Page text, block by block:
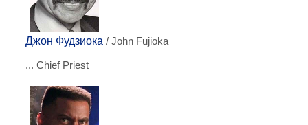
Джон Фудзиока / John Fujioka
... Chief Priest